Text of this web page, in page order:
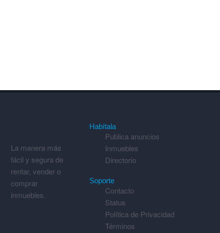
La manera más
fácil y segura de
rentar, vender o
comprar
inmuebles.
Habítala
Publica anuncios
Inmuebles
Directorio
Soporte
Contacto
Status
Política de Privacidad
Términos